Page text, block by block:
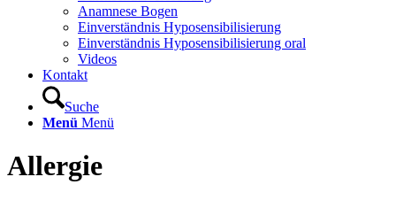
Anamnese Bogen
Einverständnis Hyposensibilisierung
Einverständnis Hyposensibilisierung oral
Videos
Kontakt
Suche
Menü Menü
Allergie